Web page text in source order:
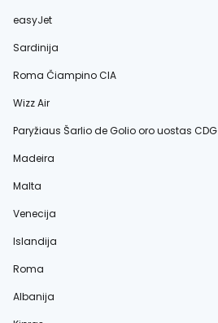
easyJet
Sardinija
Roma Čiampino CIA
Wizz Air
Paryžiaus Šarlio de Golio oro uostas CDG
Madeira
Malta
Venecija
Islandija
Roma
Albanija